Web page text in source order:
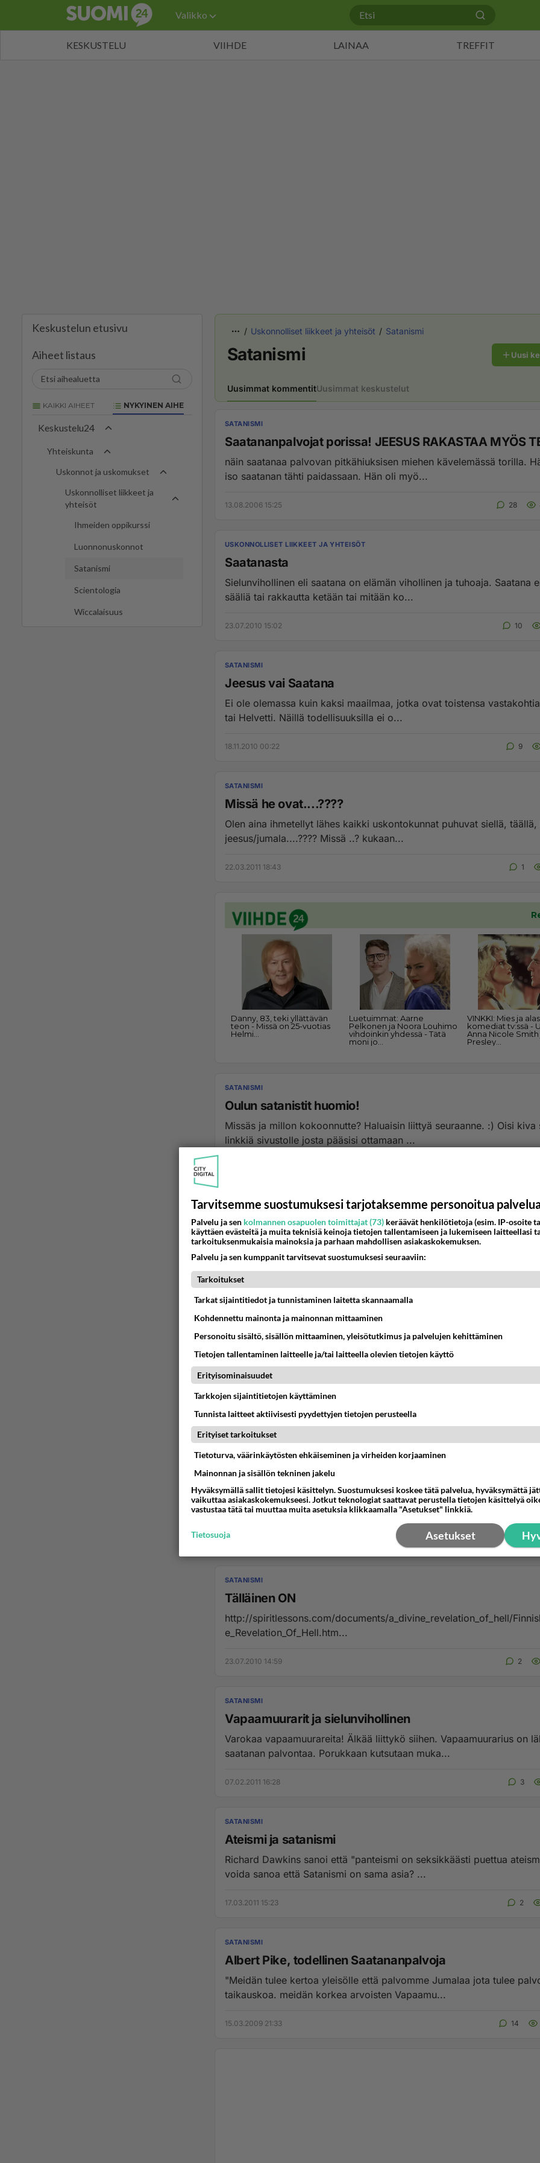
Valikko
KESKUSTELU VIIHDE LAINAA TREFFIT
Keskustelun etusivu
Aiheet listaus
KAIKKI AIHEET NYKYINEN AIHE
Keskustelu24
Yhteiskunta
Uskonnot ja uskomukset
Uskonnolliset liikkeet ja
yhteisöt
Ihmeiden oppikurssi
Luonnonuskonnot
Satanismi
Scientologia
Wiccalaisuus
Uskonnolliset liikkeet ja yhteisöt Satanismi
Satanismi Uusi
Uusimmat kommentitUusimmat keskustelut
SATANISMI
Saatananpalvojat porissa! JEESUS RAKASTAA MYÖS
näin saatanaa palvovan pitkähiuksisen miehen kävelemässä torilla.
iso saatanan tähti paidassaan. Hän oli myö...
13.08.2006 15:25 28
USKONNOLLISET LIIKKEET JA YHTEISÖT
Saatanasta
Sielunvihollinen eli saatana on elämän vihollinen ja tuhoaja. Saatana
sääliä tai rakkautta ketään tai mitään ko...
23.07.2010 15:02 10
SATANISMI
Jeesus vai Saatana
Ei ole olemassa kuin kaksi maailmaa, jotka ovat toistensa
tai Helvetti. Näillä todellisuuksilla ei o...
18.11.2010 00:22 9
SATANISMI
Missä he ovat....????
Olen aina ihmetellyt lähes kaikki uskontokunnat puhuvat siellä,
jeesus/jumala....???? Missä ..? kukaan...
22.03.2011 18:43 1
SATANISMI
Oulun satanistit huomio!
Missäs ja millon kokoonnutte? Haluaisin liittyä seuraanne. :) Oisi kiva
linkkiä sivustolle josta pääsisi ottamaan ...
SATANISMI
*K*I*N*G*
My King is : http://www.youtube.com/watch?v=yzqTFNfeDnE If you want some
proof check this out: http://www.youtube.co...
16.10.2010 16:36 8
SATANISMI
Tälläinen ON
http://spiritlessons.com/documents/a_divine_revelation_of_hell/
e_Revelation_Of_Hell.htm...
23.07.2010 14:59 2
SATANISMI
Vapaamuurarit ja sielunvihollinen
Varokaa vapaamuurareita! Älkää liittykö siihen. Vapaamuurarius on
saatanan palvontaa. Porukkaan kutsutaan muka...
07.02.2011 16:28 3
SATANISMI
Ateismi ja satanismi
Richard Dawkins sanoi että "panteismi on seksikkäästi puettua
voida sanoa että Satanismi on sama asia? ...
17.03.2011 15:23 2
SATANISMI
Albert Pike, todellinen Saatananpalvoja
"Meidän tulee kertoa yleisölle että palvomme Jumalaa jota tulee
taikauskoa. meidän korkea arvoisten Vapaamu...
15.03.2009 21:33 14
Tarvitsemme suostumuksesi tarjotaksemme personoitua
Palvelu ja sen kolmannen osapuolen toimittajat (73) keräävät henkilötietoja (esim. IP-osoite
käyttäen evästeitä ja muita teknisiä keinoja tietojen tallentamiseen ja lukemiseen laitteellasi
tarkoituksenmukaisia mainoksia ja parhaan mahdollisen asiakaskokemuksen.
Palvelu ja sen kumppanit tarvitsevat suostumuksesi seuraaviin:
Tarkoitukset
Tarkat sijaintitiedot ja tunnistaminen laitetta skannaamalla
Kohdennettu mainonta ja mainonnan mittaaminen
Personoitu sisältö, sisällön mittaaminen, yleisötutkimus ja palvelujen kehittäminen
Tietojen tallentaminen laitteelle ja/tai laitteella olevien tietojen käyttö
Erityisominaisuudet
Tarkkojen sijaintitietojen käyttäminen
Tunnista laitteet aktiivisesti pyydettyjen tietojen perusteella
Erityiset tarkoitukset
Tietoturva, väärinkäytösten ehkäiseminen ja virheiden korjaaminen
Mainonnan ja sisällön tekninen jakelu
Hyväksymällä sallit tietojesi käsittelyn. Suostumuksesi koskee tätä palvelua, hyväksymättä
vaikuttaa asiakaskokemukseesi. Jotkut teknologiat saattavat perustella tietojen käsittelyä
vastustaa tätä tai muuttaa muita asetuksia klikkaamalla "Asetukset" linkkiä.
Asetukset
Tietosuoja